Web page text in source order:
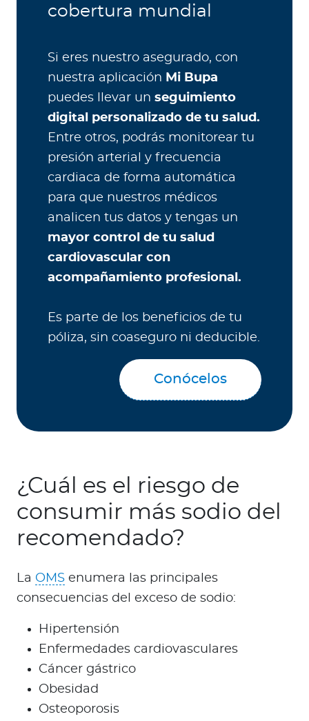
cobertura mundial
Si eres nuestro asegurado, con
nuestra aplicación Mi Bupa
puedes llevar un seguimiento
digital personalizado de tu salud.
Entre otros, podrás monitorear tu
presión arterial y frecuencia
cardiaca de forma automática
para que nuestros médicos
analicen tus datos y tengas un
mayor control de tu salud
cardiovascular con
acompañamiento profesional.
Es parte de los beneficios de tu
póliza, sin coaseguro ni deducible.
Conócelos
¿Cuál es el riesgo de
consumir más sodio del
recomendado?
La OMS enumera las principales
consecuencias del exceso de sodio:
Hipertensión
Enfermedades cardiovasculares
Cáncer gástrico
Obesidad
Osteoporosis